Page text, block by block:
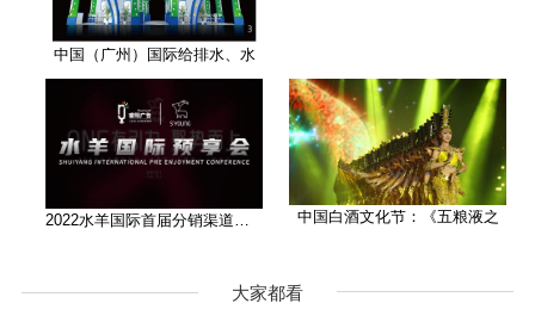
中国（广州）国际给排水、水
2022水羊国际首届分销渠道大会 中国白酒文化节：《五粮液之
大家都看